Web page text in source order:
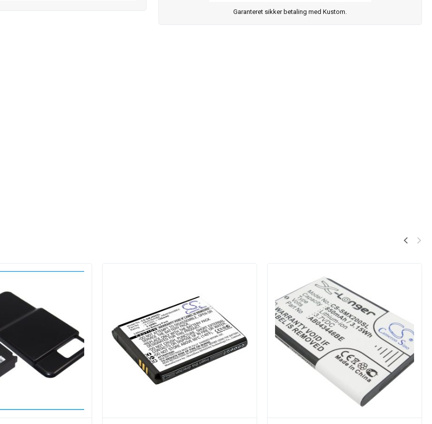
Garanteret sikker betaling med Kustom.